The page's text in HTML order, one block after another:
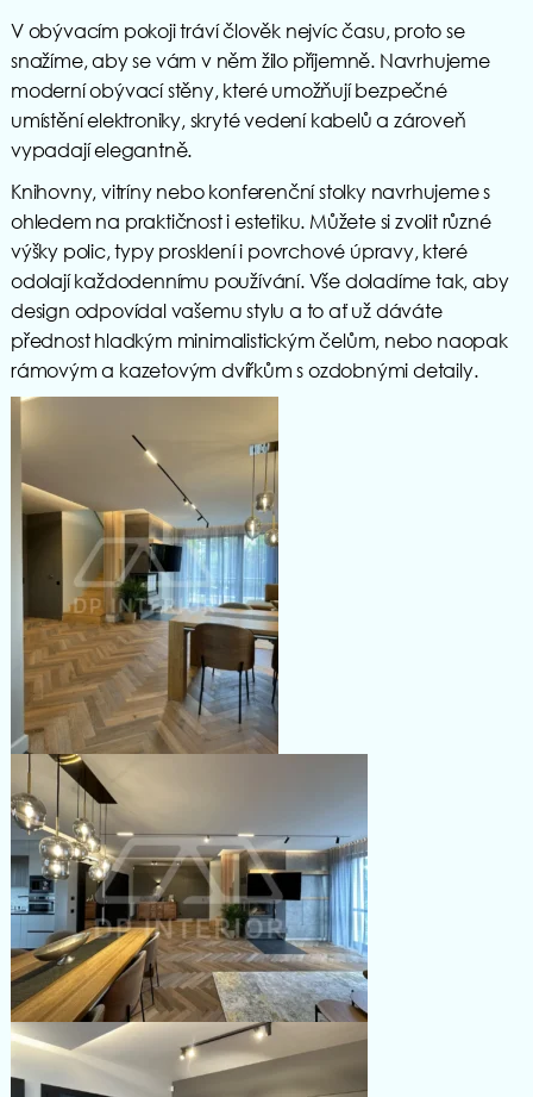
V obývacím pokoji tráví člověk nejvíc času, proto se
snažíme, aby se vám v něm žilo příjemně. Navrhujeme
moderní obývací stěny, které umožňují bezpečné
umístění elektroniky, skryté vedení kabelů a zároveň
vypadají elegantně.
Knihovny, vitríny nebo konferenční stolky navrhujeme s
ohledem na praktičnost i estetiku. Můžete si zvolit různé
výšky polic, typy prosklení i povrchové úpravy, které
odolají každodennímu používání. Vše doladíme tak, aby
design odpovídal vašemu stylu a to ať už dáváte
přednost hladkým minimalistickým čelům, nebo naopak
rámovým a kazetovým dvířkům s ozdobnými detaily.